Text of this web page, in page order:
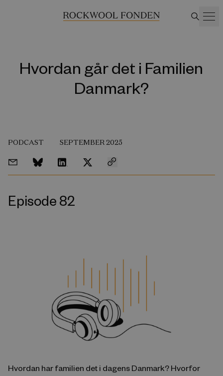
Hvordan går det i Familien
Danmark?
PODCAST SEPTEMBER 2025
Episode 82
Hvordan har familien det i dagens Danmark? Hvorfor